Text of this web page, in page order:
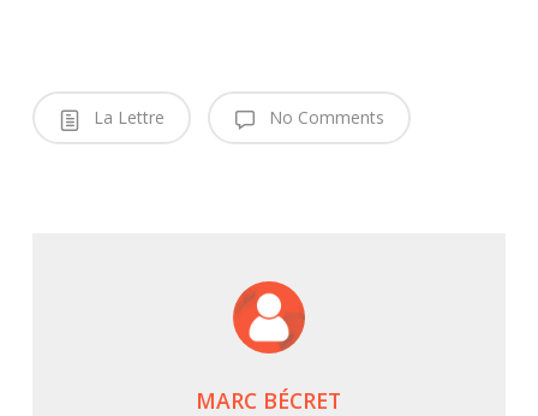
La Lettre No Comments
MARC BÉCRET